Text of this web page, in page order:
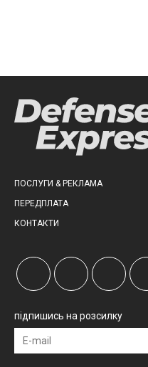
ПОСЛУГИ & РЕКЛАМА
ПЕРЕДПЛАТА
КОНТАКТИ
підпишись на розсилку